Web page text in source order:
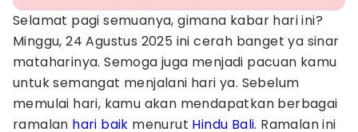
Selamat pagi semuanya, gimana kabar hari ini?
Minggu, 24 Agustus 2025 ini cerah banget ya sinar
mataharinya. Semoga juga menjadi pacuan kamu
untuk semangat menjalani hari ya. Sebelum
memulai hari, kamu akan mendapatkan berbagai
ramalan hari baik menurut Hindu Bali. Ramalan ini